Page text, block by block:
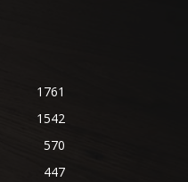
1761
1542
570
447